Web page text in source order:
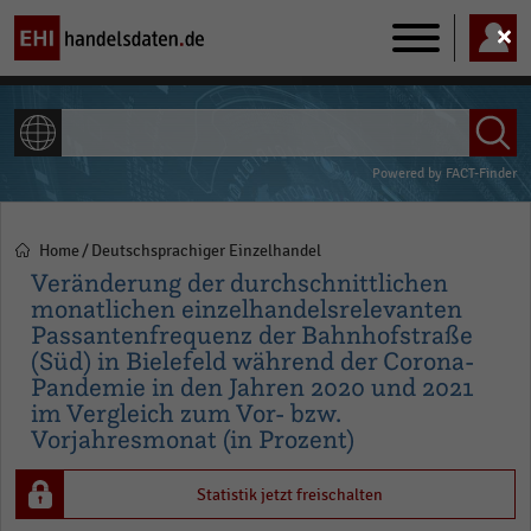
Main
navigation
Powered by FACT-Finder
Pfadnavigation
Home Deutschsprachiger Einzelhandel
Veränderung der durchschnittlichen
monatlichen einzelhandelsrelevanten
Passantenfrequenz der Bahnhofstraße
(Süd) in Bielefeld während der Corona-
Pandemie in den Jahren 2020 und 2021
im Vergleich zum Vor- bzw.
Vorjahresmonat (in Prozent)
Statistik jetzt freischalten